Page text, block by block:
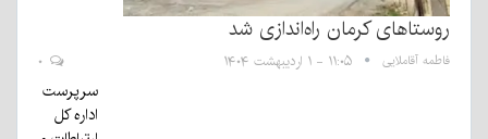
روستاهای کرمان راه‌اندازی شد
فاطمه آقاملایی ۱۱:۰۵ - ۱ اردیبهشت ۱۴۰۴
سرپرست
اداره کل